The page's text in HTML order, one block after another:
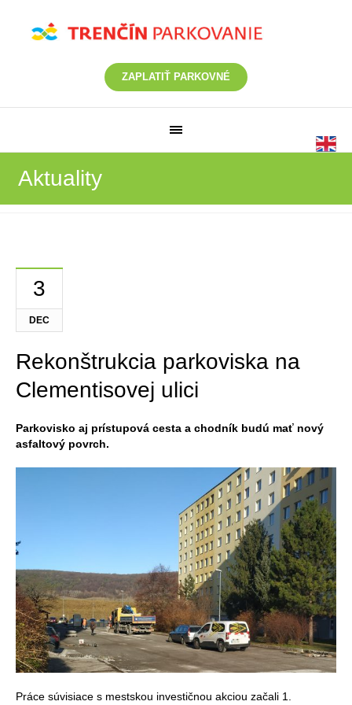
ZAPLATIŤ PARKOVNÉ
Aktuality
3
DEC
Rekonštrukcia parkoviska na
Clementisovej ulici
Parkovisko aj prístupová cesta a chodník budú mať nový
asfaltový povrch.
Práce súvisiace s mestskou investičnou akciou začali 1.